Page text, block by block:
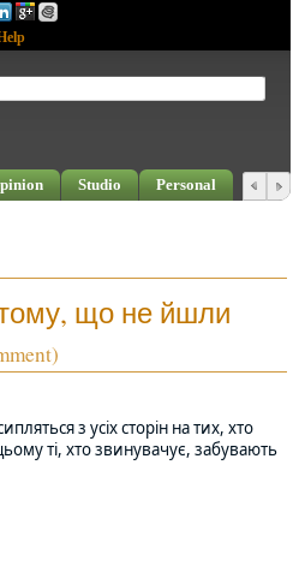
Studio Personal
тому, що не йшли
з усіх сторін на тих, хто
ті, хто звинувачує, забувають